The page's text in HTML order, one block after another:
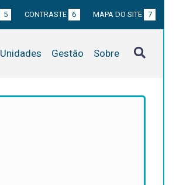
5 CONTRASTE 6 MAPA DO SITE 7
Unidades Gestão Sobre